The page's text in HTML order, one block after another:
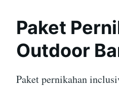
Paket
Outdoor
Paket pernikahan